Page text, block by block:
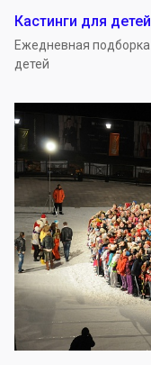
Кастинги для детей
Ежедневная
детей